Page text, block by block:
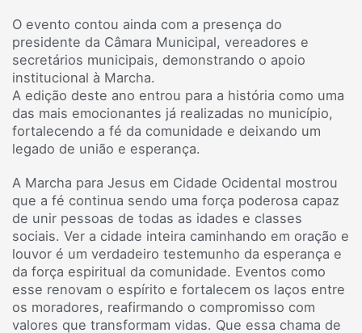
O evento contou ainda com a presença do
presidente da Câmara Municipal, vereadores e
secretários municipais, demonstrando o apoio
institucional à Marcha.
A edição deste ano entrou para a história como uma
das mais emocionantes já realizadas no município,
fortalecendo a fé da comunidade e deixando um
legado de união e esperança.
A Marcha para Jesus em Cidade Ocidental mostrou
que a fé continua sendo uma força poderosa capaz
de unir pessoas de todas as idades e classes
sociais. Ver a cidade inteira caminhando em oração e
louvor é um verdadeiro testemunho da esperança e
da força espiritual da comunidade. Eventos como
esse renovam o espírito e fortalecem os laços entre
os moradores, reafirmando o compromisso com
valores que transformam vidas. Que essa chama de